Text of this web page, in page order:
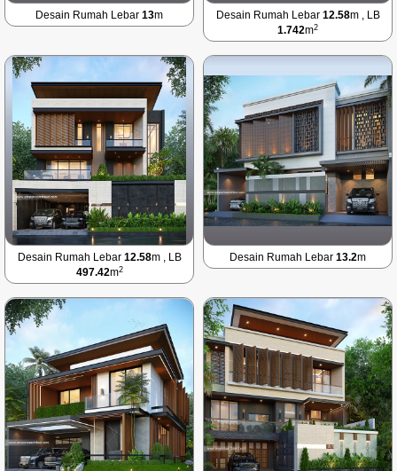
Desain Rumah Lebar 13m Desain Rumah Lebar 12.58m , LB
1.742m2
Desain Rumah Lebar 12.58m , LB
497.42m2
Desain Rumah Lebar 13.2m